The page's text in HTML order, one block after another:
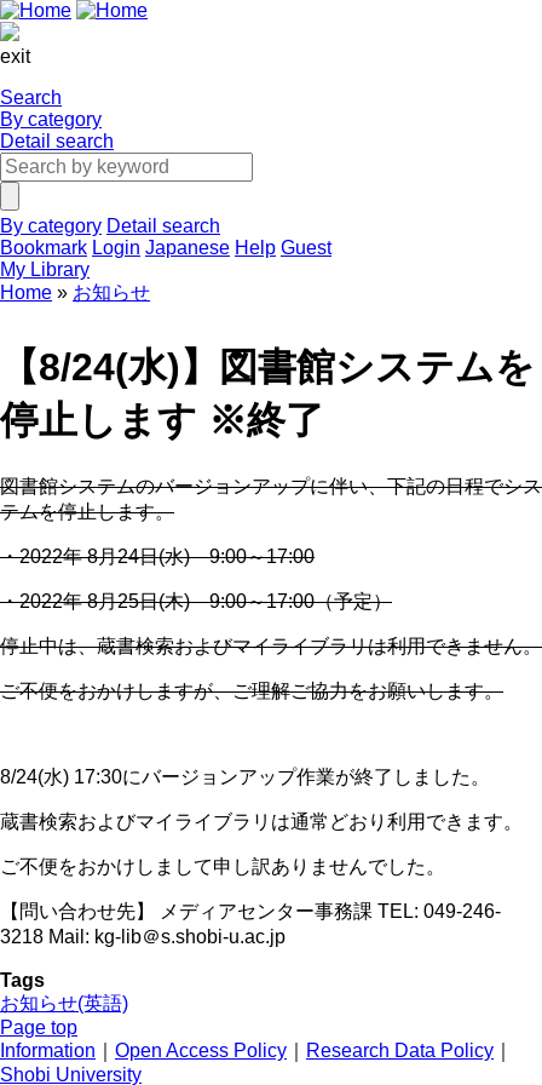
exit
Search
By category
Detail search
By category Detail search
Bookmark Login Japanese Help Guest
My Library
Home
お知らせ
【8/24(水)】図書館システムを
停止します ※終了
図書館システムのバージョンアップに伴い、下記の日程でシス
テムを停止します。
・2022年 8月24日(水) 9:00～17:00
・2022年 8月25日(木) 9:00～17:00（予定）
停止中は、蔵書検索およびマイライブラリは利用できません。
ご不便をおかけしますが、ご理解ご協力をお願いします。
8/24(水) 17:30にバージョンアップ作業が終了しました。
蔵書検索およびマイライブラリは通常どおり利用できます。
ご不便をおかけしまして申し訳ありませんでした。
【問い合わせ先】 メディアセンター事務課 TEL: 049-246-
3218 Mail: kg-lib＠s.shobi-u.ac.jp
Tags
お知らせ(英語)
Page top
Information
Open Access Policy Research Data Policy
Shobi University